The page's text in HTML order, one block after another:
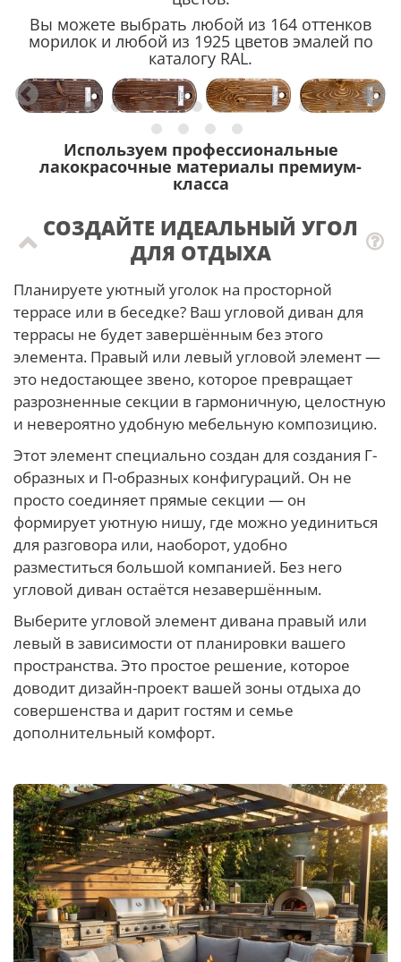
Вы можете выбрать любой из 164 оттенков
морилок и любой из 1925 цветов эмалей по
каталогу RAL.
Используем профессиональные
лакокрасочные материалы премиум-
класса
СОЗДАЙТЕ ИДЕАЛЬНЫЙ УГОЛ
ДЛЯ ОТДЫХА
Планируете уютный уголок на просторной
террасе или в беседке? Ваш угловой диван для
террасы не будет завершённым без этого
элемента. Правый или левый угловой элемент —
это недостающее звено, которое превращает
разрозненные секции в гармоничную, целостную
и невероятно удобную мебельную композицию.
Этот элемент специально создан для создания Г-
образных и П-образных конфигураций. Он не
просто соединяет прямые секции — он
формирует уютную нишу, где можно уединиться
для разговора или, наоборот, удобно
разместиться большой компанией. Без него
угловой диван остаётся незавершённым.
Выберите угловой элемент дивана правый или
левый в зависимости от планировки вашего
пространства. Это простое решение, которое
доводит дизайн-проект вашей зоны отдыха до
совершенства и дарит гостям и семье
дополнительный комфорт.